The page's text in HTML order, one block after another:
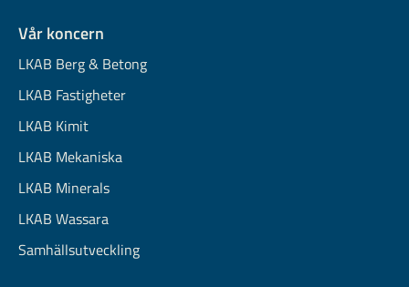
Vår koncern
LKAB Berg & Betong
LKAB Fastigheter
LKAB Kimit
LKAB Mekaniska
LKAB Minerals
LKAB Wassara
Samhällsutveckling